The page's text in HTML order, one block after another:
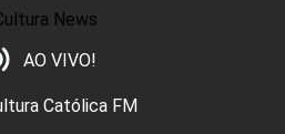
AO VIVO!
Católica FM